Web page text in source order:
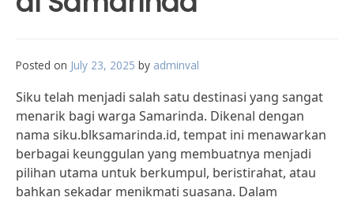
Posted on July 23, 2025 by adminval
Siku telah menjadi salah satu destinasi yang sangat
menarik bagi warga Samarinda. Dikenal dengan
nama siku.blksamarinda.id, tempat ini menawarkan
berbagai keunggulan yang membuatnya menjadi
pilihan utama untuk berkumpul, beristirahat, atau
bahkan sekadar menikmati suasana. Dalam